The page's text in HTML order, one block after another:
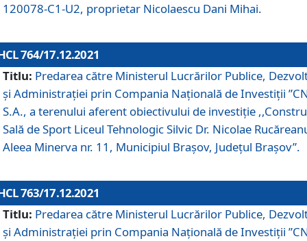
120078-C1-U2, proprietar Nicolaescu Dani Mihai.
764/17.12.2021
Titlu: Predarea către Ministerul Lucrărilor Publice,
și Administrației prin Compania Naţională de Investiţii
S.A., a terenului aferent obiectivului de investiţie
Sală de Sport Liceul Tehnologic Silvic Dr. Nicolae
Aleea Minerva nr. 11, Municipiul Brașov, Județul Brașov”.
763/17.12.2021
Titlu: Predarea către Ministerul Lucrărilor Publice,
și Administrației prin Compania Naţională de Investiţii